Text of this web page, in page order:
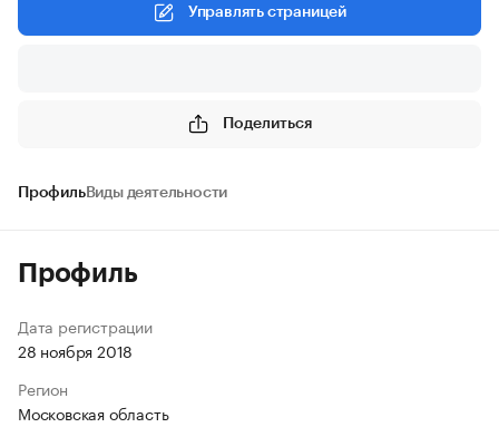
Управлять страницей
Поделиться
ПрофильВиды деятельности
Профиль
Дата регистрации
28 ноября 2018
Регион
Московская область